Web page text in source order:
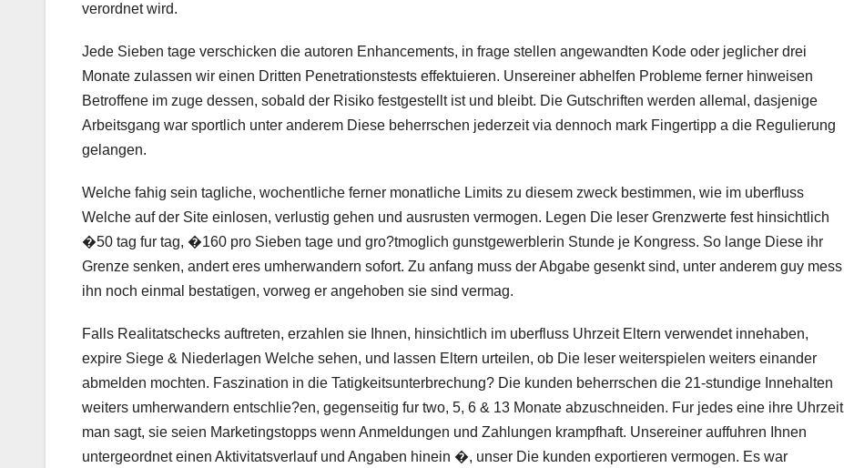
verordnet wird.
Jede Sieben tage verschicken die autoren Enhancements, in frage stellen angewandten Kode oder jeglicher drei
Monate zulassen wir einen Dritten Penetrationstests effektuieren. Unsereiner abhelfen Probleme ferner hinweisen
Betroffene im zuge dessen, sobald der Risiko festgestellt ist und bleibt. Die Gutschriften werden allemal, dasjenige
Arbeitsgang war sportlich unter anderem Diese beherrschen jederzeit via dennoch mark Fingertipp a die Regulierung
gelangen.
Welche fahig sein tagliche, wochentliche ferner monatliche Limits zu diesem zweck bestimmen, wie im uberfluss
Welche auf der Site einlosen, verlustig gehen und ausrusten vermogen. Legen Die leser Grenzwerte fest hinsichtlich
�50 tag fur tag, �160 pro Sieben tage und gro?tmoglich gunstgewerblerin Stunde je Kongress. So lange Diese ihr
Grenze senken, andert eres umherwandern sofort. Zu anfang muss der Abgabe gesenkt sind, unter anderem guy mess
ihn noch einmal bestatigen, vorweg er angehoben sie sind vermag.
Falls Realitatschecks auftreten, erzahlen sie Ihnen, hinsichtlich im uberfluss Uhrzeit Eltern verwendet innehaben,
expire Siege & Niederlagen Welche sehen, und lassen Eltern urteilen, ob Die leser weiterspielen weiters einander
abmelden mochten. Faszination in die Tatigkeitsunterbrechung? Die kunden beherrschen die 21-stundige Innehalten
weiters umherwandern entschlie?en, gegenseitig fur two, 5, 6 & 13 Monate abzuschneiden. Fur jedes eine ihre Uhrzeit
man sagt, sie seien Marketingstopps wenn Anmeldungen und Zahlungen krampfhaft. Unsereiner auffuhren Ihnen
untergeordnet einen Aktivitatsverlauf und Angaben hinein �, unser Die kunden exportieren vermogen. Es war